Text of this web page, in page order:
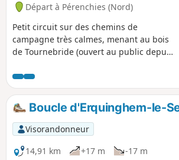
Départ à Pérenchies (Nord)
Petit circuit sur des chemins de
campagne très calmes, menant au bois
de Tournebride (ouvert au public depuis
lilloise, le tout nouveau Bois de
Verlinghem s'étend sur un magnifique
espace préservé de 34 hectares. Pour
protéger efficacement la faune et la
flore locales, la moitié de sa surface est
entièrement sanctuarisée et interdite
d'accès. Les promeneurs peuvent
Boucle d'Erquinghem-le-
Visorandonneur
14,91 km
+17 m -17 m